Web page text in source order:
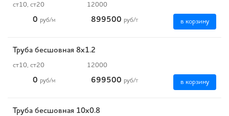
ст10, ст20 12000
0 руб/м 899500 руб/т в корзину
Труба бесшовная 8х1.2
ст10, ст20 12000
0 руб/м 699500 руб/т в корзину
Труба бесшовная 10х0.8